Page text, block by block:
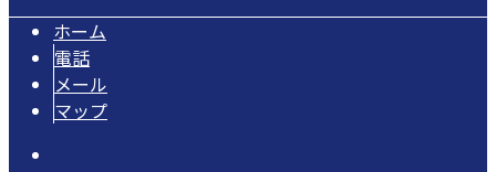
ホーム
電話
メール
マップ